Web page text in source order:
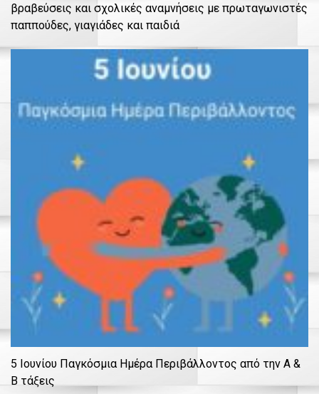
βραβεύσεις και σχολικές αναμνήσεις με πρωταγωνιστές
παππούδες, γιαγιάδες και παιδιά
5 Ιουνίου Παγκόσμια Ημέρα Περιβάλλοντος από την Α &
Β τάξεις